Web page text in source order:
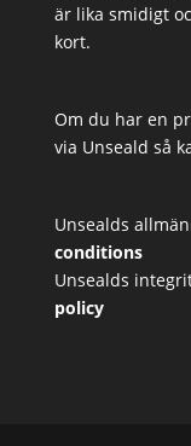
är lika smidigt
kort.
Om du har en
via Unseald så
Unsealds
conditions
Unsealds
policy